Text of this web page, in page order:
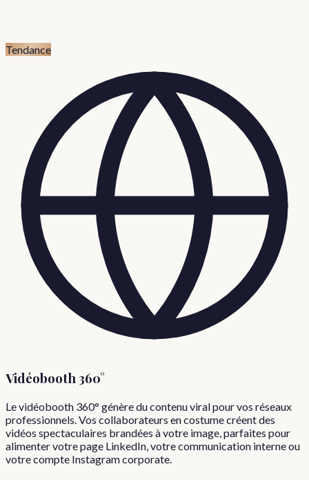
Tendance
Vidéobooth 360°
Le vidéobooth 360° génère du contenu viral pour vos réseaux
professionnels. Vos collaborateurs en costume créent des
vidéos spectaculaires brandées à votre image, parfaites pour
alimenter votre page LinkedIn, votre communication interne ou
votre compte Instagram corporate.